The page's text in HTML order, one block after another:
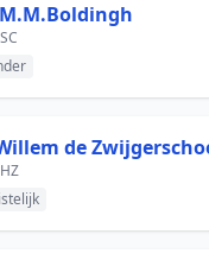
de